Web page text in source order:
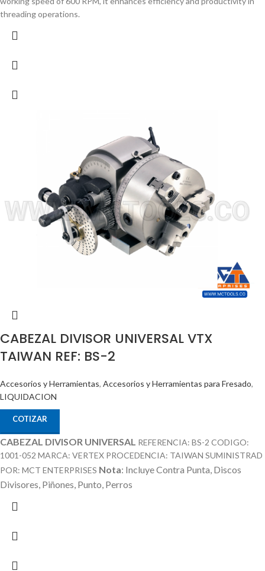
threading operations.
CABEZAL DIVISOR UNIVERSAL VTX
TAIWAN REF: BS-2
Accesorios y Herramientas, Accesorios y Herramientas para Fresado,
LIQUIDACION
COTIZAR
CABEZAL DIVISOR UNIVERSAL REFERENCIA: BS-2 CODIGO:
1001-052 MARCA: VERTEX PROCEDENCIA: TAIWAN SUMINISTRAD
POR: MCT ENTERPRISES Nota: Incluye Contra Punta, Discos
Divisores, Piñones, Punto, Perros